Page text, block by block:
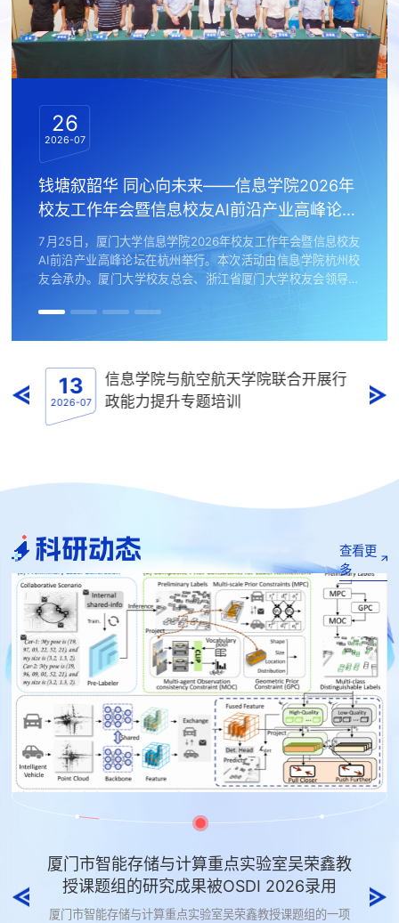
26
2026-07
钱塘叙韶华 同心向未来——信息学院2026年
校友工作年会暨信息校友AI前沿产业高峰论坛
举行
7月25日，厦门大学信息学院2026年校友工作年会暨信息校友
AI前沿产业高峰论坛在杭州举行。本次活动由信息学院杭州校
友会承办。厦门大学校友总会、浙江省厦门大学校友会领导，
部代表，以及信息学院九地校友会校友代表相聚杭城，共话发
13
2026-07
信息学院与航空航天学院联合开展行
政能力提升专题培训
科研动态
查看更
多
厦门市智能存储与计算重点实验室吴荣鑫教
授课题组的研究成果被OSDI 2026录用
厦门市智能存储与计算重点实验室吴荣鑫教授课题组的一项